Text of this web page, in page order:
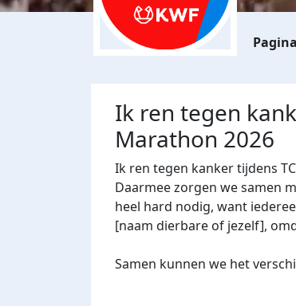
Ik ren tegen
Marathon 2026
Ik ren tegen kanker tijdens
Daarmee zorgen we samen
heel hard nodig, want
[naam dierbare of jezelf],
Samen kunnen we het